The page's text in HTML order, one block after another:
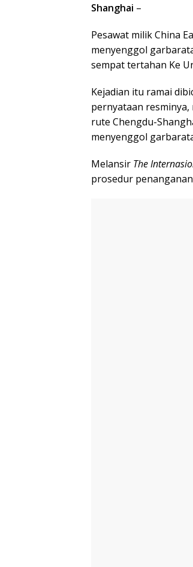
Shanghai –
Pesawat milik China
menyenggol
sempat tertahan Ke
Kejadian itu ramai
pernyataan
rute Chengdu-
menyenggol
Melansir The
prosedur